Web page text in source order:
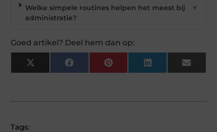
Welke simpele routines helpen het meest bij
administratie?
▼
Goed artikel? Deel hem dan op:
X
(Twitter)
Facebook Pinterest LinkedIn Email
Tags: